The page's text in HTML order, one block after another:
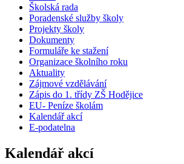
Školská rada
Poradenské služby školy
Projekty školy
Dokumenty
Formuláře ke stažení
Organizace školního roku
Aktuality
Zájmové vzdělávání
Zápis do 1. třídy ZŠ Hodějice
EU- Peníze školám
Kalendář akcí
E-podatelna
Kalendář akcí